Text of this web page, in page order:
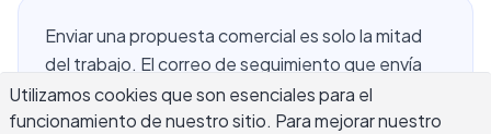
Enviar una propuesta comercial es solo la mitad
del trabajo. El correo de seguimiento que envía
después es a menudo donde el trato realmente
avanza. La mayoría de los prospectos están
Utilizamos cookies que son esenciales para el
funcionamiento de nuestro sitio. Para mejorar nuestro